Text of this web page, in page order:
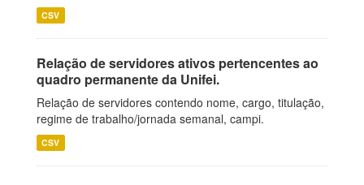
CSV
Relação de servidores ativos pertencentes ao
quadro permanente da Unifei.
Relação de servidores contendo nome, cargo, titulação,
regime de trabalho/jornada semanal, campi.
CSV